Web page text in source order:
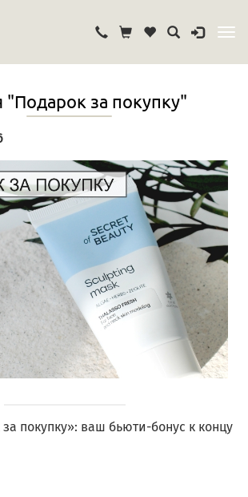
"Подарок за покупку"
покупку»: ваш бьюти-бонус к концу